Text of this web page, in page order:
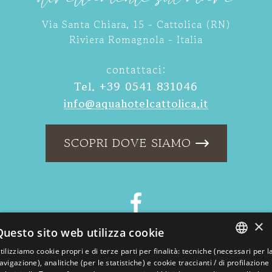
Via Santa Chiara, 15 - Cattolica (RN)
Riviera Romagnola - Italia
contattaci:
Tel. +39 0541 831046
info@aquahotelcattolica.it
SCOPRI DOVE SIAMO
p iva 04111840403 C.I.R. 099002AL00035
Dati Societari
Rivedi le tue impostazioni sui cookie
ITALIAN
×
sito web utilizza cookie
cookie propri e di terze parti per finalità: tecniche (necessari per
analitiche (per le statistiche) e cookie traccianti / di profilazione